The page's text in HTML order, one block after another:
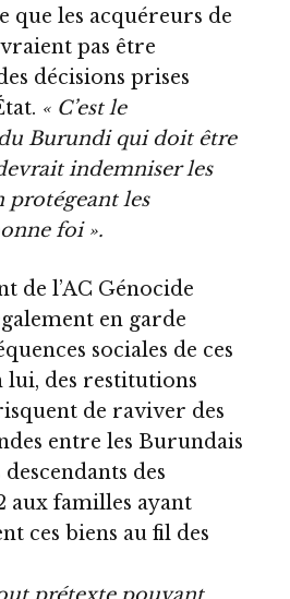
que les acquéreurs de
pas être
décisions prises
« C’est le
Burundi qui doit être
indemniser les
protégeant les
foi ».
de l’AC Génocide
en garde
sociales de ces
lui, des restitutions
de raviver des
entre les Burundais
des
aux familles ayant
ces biens au fil des